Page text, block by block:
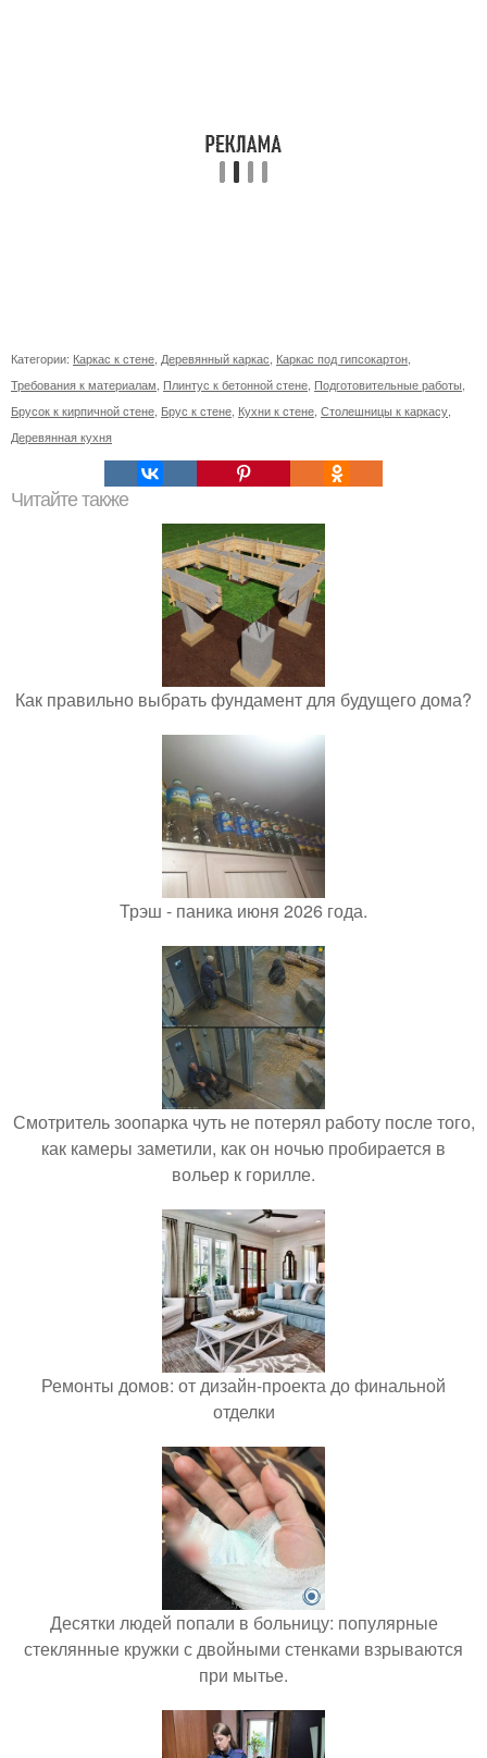
Категории: Каркас к стене Деревянный каркас Каркас под гипсокартон
Требования к материалам Плинтус к бетонной стене Подготовительные работы
Брусок к кирпичной стене Брус к стене Кухни к стене Столешницы к каркасу
Деревянная кухня
Читайте также
Как правильно выбрать фундамент для будущего дома?
Трэш - паника июня 2026 года.
Смотритель зоопарка чуть не потерял работу после того,
как камеры заметили, как он ночью пробирается в
вольер к горилле.
Ремонты домов: от дизайн-проекта до финальной
отделки
Десятки людей попали в больницу: популярные
стеклянные кружки с двойными стенками взрываются
при мытье.